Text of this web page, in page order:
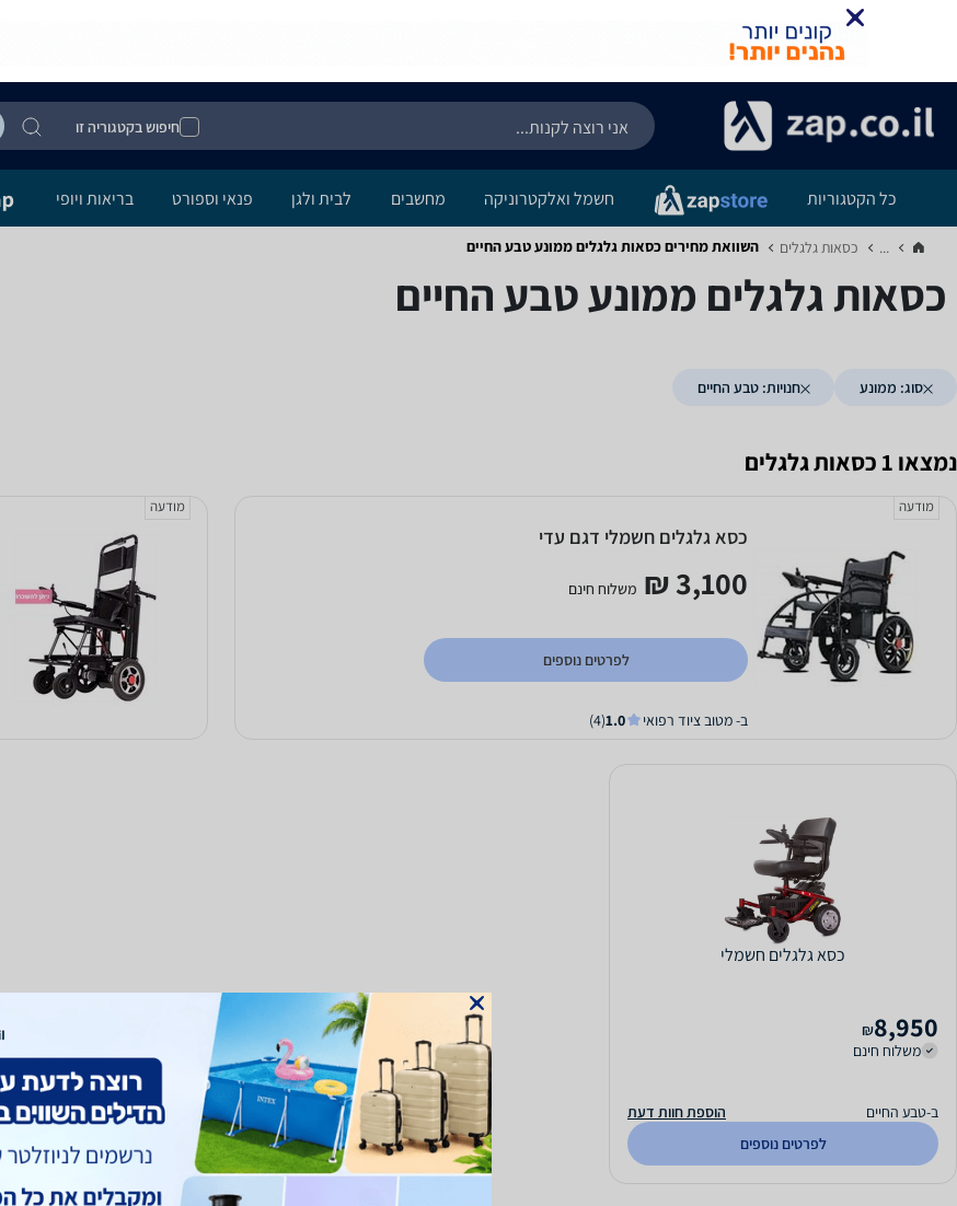
חיפוש בקטגוריה זו
כל הקטגוריות חשמל ואלקטרוניקה מחשבים לבית ולגן פנאי וספורט בריאות ויופי
... כסאות גלגלים‏ השוואת מחירים כסאות גלגלים ‏ממונע ‏טבע החיים
כסאות גלגלים ‏ממונע ‏טבע החיים
סוג: ממונע חנויות: טבע החיים
נמצאו 1 כסאות גלגלים
מודעה
כסא גלגלים חשמלי דגם עדי
3,100 ₪ משלוח חינם
לפרטים נוספים
ב- מטוב ציוד רפואי 1.0
(4)
מודעה
כסא גלגלים חשמלי
8,950
₪
משלוח חינם
ב-טבע החיים
הוספת חוות דעת
לפרטים נוספים